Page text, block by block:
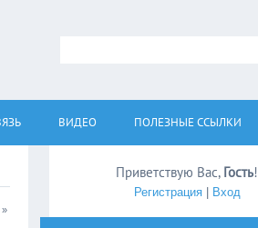
ВИДЕО ПОЛЕЗНЫЕ ССЫЛКИ
»
Приветствую Вас, Гость!
Регистрация| Вход